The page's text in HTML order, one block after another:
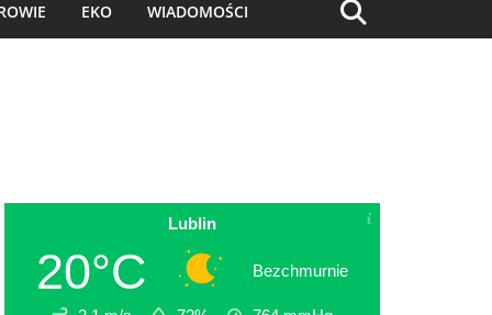
EKO WIADOMOŚCI
Lublin
20°C Bezchmurnie